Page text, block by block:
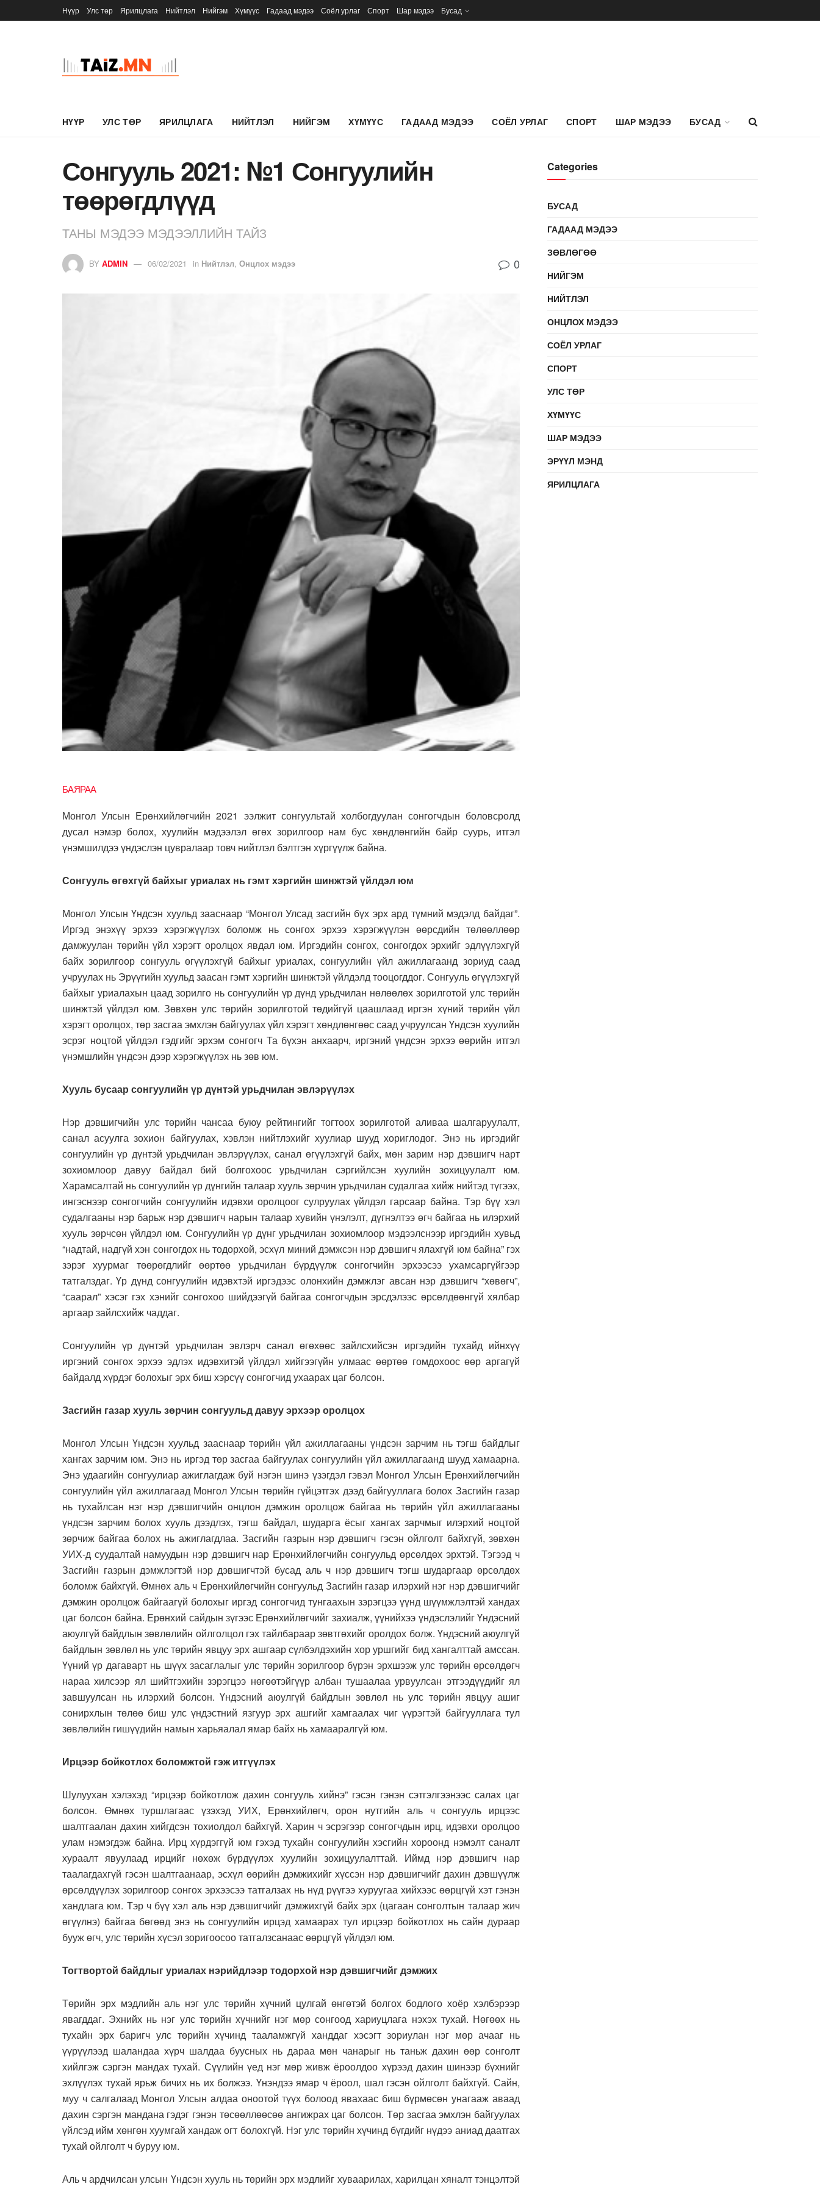
Нүүр Улс төр Ярилцлага Нийтлэл Нийгэм Хүмүүс Гадаад мэдээ Соёл урлаг Спорт Шар мэдээ Бусад
НҮҮР УЛС ТӨР ЯРИЛЦЛАГА НИЙТЛЭЛ НИЙГЭМ ХҮМҮҮС ГАДААД МЭДЭЭ СОЁЛ УРЛАГ СПОРТ ШАР МЭДЭЭ БУСАД
Сонгууль 2021: №1 Сонгуулийн
төөрөгдлүүд
ТАНЫ МЭДЭЭ МЭДЭЭЛЛИЙН ТАЙЗ
BY ADMIN 06/02/2021 in Нийтлэл, Онцлох мэдээ 0
БАЯРАА
Монгол Улсын Ерөнхийлөгчийн 2021 ээлжит сонгуультай холбогдуулан сонгогчдын боловсролд
дусал нэмэр болох, хуулийн мэдээлэл өгөх зорилгоор нам бус хөндлөнгийн байр суурь, итгэл
үнэмшилдээ үндэслэн цувралаар товч нийтлэл бэлтгэн хүргүүлж байна.
Сонгууль өгөхгүй байхыг уриалах нь гэмт хэргийн шинжтэй үйлдэл юм
Монгол Улсын Үндсэн хуульд зааснаар “Монгол Улсад засгийн бүх эрх ард түмний мэдэлд байдаг”.
Иргэд энэхүү эрхээ хэрэгжүүлэх боломж нь сонгох эрхээ хэрэгжүүлэн өөрсдийн төлөөллөөр
дамжуулан төрийн үйл хэрэгт оролцох явдал юм. Иргэдийн сонгох, сонгогдох эрхийг эдлүүлэхгүй
байх зорилгоор сонгууль өгүүлэхгүй байхыг уриалах, сонгуулийн үйл ажиллагаанд зориуд саад
учруулах нь Эрүүгийн хуульд заасан гэмт хэргийн шинжтэй үйлдэлд тооцогддог. Сонгууль өгүүлэхгүй
байхыг уриалахын цаад зорилго нь сонгуулийн үр дүнд урьдчилан нөлөөлөх зорилготой улс төрийн
шинжтэй үйлдэл юм. Зөвхөн улс төрийн зорилготой төдийгүй цаашлаад иргэн хүний төрийн үйл
хэрэгт оролцох, төр засгаа эмхлэн байгуулах үйл хэрэгт хөндлөнгөөс саад учруулсан Үндсэн хуулийн
эсрэг ноцтой үйлдэл гэдгийг эрхэм сонгогч Та бүхэн анхаарч, иргэний үндсэн эрхээ өөрийн итгэл
үнэмшлийн үндсэн дээр хэрэгжүүлэх нь зөв юм.
Хууль бусаар сонгуулийн үр дүнтэй урьдчилан эвлэрүүлэх
Нэр дэвшигчийн улс төрийн чансаа буюу рейтингийг тогтоох зорилготой аливаа шалгаруулалт,
санал асуулга зохион байгуулах, хэвлэн нийтлэхийг хуулиар шууд хориглодог. Энэ нь иргэдийг
сонгуулийн үр дүнтэй урьдчилан эвлэрүүлэх, санал өгүүлэхгүй байх, мөн зарим нэр дэвшигч нарт
зохиомлоор давуу байдал бий болгохоос урьдчилан сэргийлсэн хуулийн зохицуулалт юм.
Харамсалтай нь сонгуулийн үр дүнгийн талаар хууль зөрчин урьдчилан судалгаа хийж нийтэд түгээх,
ингэснээр сонгогчийн сонгуулийн идэвхи оролцоог сулруулах үйлдэл гарсаар байна. Тэр бүү хэл
судалгааны нэр барьж нэр дэвшигч нарын талаар хувийн үнэлэлт, дүгнэлтээ өгч байгаа нь илэрхий
хууль зөрчсөн үйлдэл юм. Сонгуулийн үр дүнг урьдчилан зохиомлоор мэдээлснээр иргэдийн хувьд
“надтай, надгүй хэн сонгогдох нь тодорхой, эсхүл миний дэмжсэн нэр дэвшигч ялахгүй юм байна” гэх
зэрэг хуурмаг төөрөгдлийг өөртөө урьдчилан бүрдүүлж сонгогчийн эрхээсээ ухамсаргүйгээр
татгалздаг. Үр дүнд сонгуулийн идэвхтэй иргэдээс олонхийн дэмжлэг авсан нэр дэвшигч “хөвөгч”,
“саарал” хэсэг гэх хэнийг сонгохоо шийдээгүй байгаа сонгогчдын эрсдэлээс өрсөлдөөнгүй хялбар
аргаар зайлсхийж чаддаг.
Сонгуулийн үр дүнтэй урьдчилан эвлэрч санал өгөхөөс зайлсхийсэн иргэдийн тухайд ийнхүү
иргэний сонгох эрхээ эдлэх идэвхитэй үйлдэл хийгээгүйн улмаас өөртөө гомдохоос өөр аргагүй
байдалд хүрдэг болохыг эрх биш хэрсүү сонгогчид ухаарах цаг болсон.
Засгийн газар хууль зөрчин сонгуульд давуу эрхээр оролцох
Монгол Улсын Үндсэн хуульд зааснаар төрийн үйл ажиллагааны үндсэн зарчим нь тэгш байдлыг
хангах зарчим юм. Энэ нь иргэд төр засгаа байгуулах сонгуулийн үйл ажиллагаанд шууд хамаарна.
Энэ удаагийн сонгуулиар ажиглагдаж буй нэгэн шинэ үзэгдэл гэвэл Монгол Улсын Ерөнхийлөгчийн
сонгуулийн үйл ажиллагаад Монгол Улсын төрийн гүйцэтгэх дээд байгууллага болох Засгийн газар
нь тухайлсан нэг нэр дэвшигчийн онцлон дэмжин оролцож байгаа нь төрийн үйл ажиллагааны
үндсэн зарчим болох хууль дээдлэх, тэгш байдал, шударга ёсыг хангах зарчмыг илэрхий ноцтой
зөрчиж байгаа болох нь ажиглагдлаа. Засгийн газрын нэр дэвшигч гэсэн ойлголт байхгүй, зөвхөн
УИХ-д суудалтай намуудын нэр дэвшигч нар Ерөнхийлөгчийн сонгуульд өрсөлдөх эрхтэй. Тэгээд ч
Засгийн газрын дэмжлэгтэй нэр дэвшигчтэй бусад аль ч нэр дэвшигч тэгш шударгаар өрсөлдөх
боломж байхгүй. Өмнөх аль ч Ерөнхийлөгчийн сонгуульд Засгийн газар илэрхий нэг нэр дэвшигчийг
дэмжин оролцож байгаагүй болохыг иргэд сонгогчид тунгаахын зэрэгцээ үүнд шүүмжлэлтэй хандах
цаг болсон байна. Ерөнхий сайдын зүгээс Ерөнхийлөгчийг захиалж, үүнийхээ үндэслэлийг Үндэсний
аюулгүй байдлын зөвлөлийн ойлголцол гэх тайлбараар зөвтгөхийг оролдох болж. Үндэсний аюулгүй
байдлын зөвлөл нь улс төрийн явцуу эрх ашгаар сүлбэлдэхийн хор уршгийг бид хангалттай амссан.
Үүний үр дагаварт нь шүүх засаглалыг улс төрийн зорилгоор бүрэн эрхшээж улс төрийн өрсөлдөгч
нараа хилсээр ял шийтгэхийн зэрэгцээ нөгөөтэйгүүр албан тушаалаа урвуулсан этгээдүүдийг ял
завшуулсан нь илэрхий болсон. Үндэсний аюулгүй байдлын зөвлөл нь улс төрийн явцуу ашиг
сонирхлын төлөө биш улс үндэстний язгуур эрх ашгийг хамгаалах чиг үүрэгтэй байгууллага тул
зөвлөлийн гишүүдийн намын харьяалал ямар байх нь хамааралгүй юм.
Ирцээр бойкотлох боломжтой гэж итгүүлэх
Шулуухан хэлэхэд “ирцээр бойкотлож дахин сонгууль хийнэ” гэсэн гэнэн сэтгэлгээнээс салах цаг
болсон. Өмнөх туршлагаас үзэхэд УИХ, Ерөнхийлөгч, орон нутгийн аль ч сонгууль ирцээс
шалтгаалан дахин хийгдсэн тохиолдол байхгүй. Харин ч эсрэгээр сонгогчдын ирц, идэвхи оролцоо
улам нэмэгдэж байна. Ирц хүрдэггүй юм гэхэд тухайн сонгуулийн хэсгийн хороонд нэмэлт саналт
хураалт явуулаад ирцийг нөхөж бүрдүүлэх хуулийн зохицуулалттай. Иймд нэр дэвшигч нар
таалагдахгүй гэсэн шалтгаанаар, эсхүл өөрийн дэмжихийг хүссэн нэр дэвшигчийг дахин дэвшүүлж
өрсөлдүүлэх зорилгоор сонгох эрхээсээ татгалзах нь нүд рүүгээ хуруугаа хийхээс өөрцгүй хэт гэнэн
хандлага юм. Тэр ч бүү хэл аль нэр дэвшигчийг дэмжихгүй байх эрх (цагаан сонголтын талаар жич
өгүүлнэ) байгаа бөгөөд энэ нь сонгуулийн ирцэд хамаарах тул ирцээр бойкотлох нь сайн дураар
бууж өгч, улс төрийн хүсэл зоригоосоо татгалзсанаас өөрцгүй үйлдэл юм.
Тогтвортой байдлыг уриалах нэрийдлээр тодорхой нэр дэвшигчийг дэмжих
Төрийн эрх мэдлийн аль нэг улс төрийн хүчний цулгай өнгөтэй болгох бодлого хоёр хэлбэрээр
явагддаг. Эхнийх нь нэг улс төрийн хүчнийг нэг мөр сонгоод хариуцлага нэхэх тухай. Нөгөөх нь
тухайн эрх баригч улс төрийн хүчинд тааламжгүй ханддаг хэсэгт зориулан нэг мөр ачааг нь
үүрүүлээд шаландаа хүрч шалдаа буусных нь дараа мөн чанарыг нь таньж дахин өөр сонголт
хийлгэж сэргэн мандах тухай. Сүүлийн үед нэг мөр живж ёроолдоо хүрээд дахин шинээр бүхнийг
эхлүүлэх тухай ярьж бичих нь их болжээ. Үнэндээ ямар ч ёроол, шал гэсэн ойлголт байхгүй. Сайн,
муу ч салгалаад Монгол Улсын алдаа оноотой түүх болоод явахаас биш бүрмөсөн унагааж аваад
дахин сэргэн мандана гэдэг гэнэн төсөөллөөсөө ангижрах цаг болсон. Төр засгаа эмхлэн байгуулах
үйлсэд ийм хөнгөн хуумгай хандаж огт болохгүй. Нэг улс төрийн хүчинд бүгдийг нүдээ аниад даатгах
тухай ойлголт ч буруу юм.
Аль ч ардчилсан улсын Үндсэн хууль нь төрийн эрх мэдлийг хуваарилах, харилцан хяналт тэнцэлтэй
Categories
БУСАД
ГАДААД МЭДЭЭ
ЗӨВЛӨГӨӨ
НИЙГЭМ
НИЙТЛЭЛ
ОНЦЛОХ МЭДЭЭ
СОЁЛ УРЛАГ
СПОРТ
УЛС ТӨР
ХҮМҮҮС
ШАР МЭДЭЭ
ЭРҮҮЛ МЭНД
ЯРИЛЦЛАГА